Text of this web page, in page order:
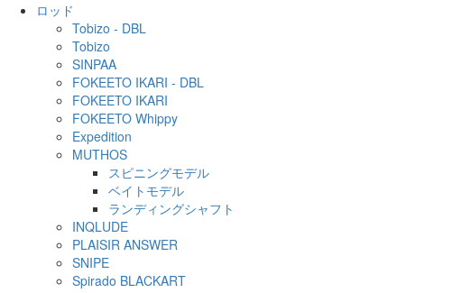
ロッド
Tobizo - DBL
Tobizo
SINPAA
FOKEETO IKARI - DBL
FOKEETO IKARI
FOKEETO Whippy
Expedition
MUTHOS
スピニングモデル
ベイトモデル
ランディングシャフト
INQLUDE
PLAISIR ANSWER
SNIPE
Spirado BLACKART